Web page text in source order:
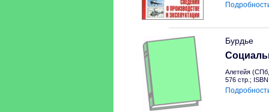
Бурдье
Алетейя
576 стр.;